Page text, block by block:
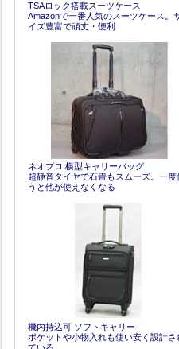
TSAロック搭載スーツケース
Amazonで一番人気のスーツケース。
イズ豊富で頑丈・便利
ネオプロ 横型キャリーバッグ
超静音タイヤで石畳もスムーズ。一度
うと他が使えなくなる
機内持込可 ソフトキャリー
ポケットや小物入れも使い安く設計さ